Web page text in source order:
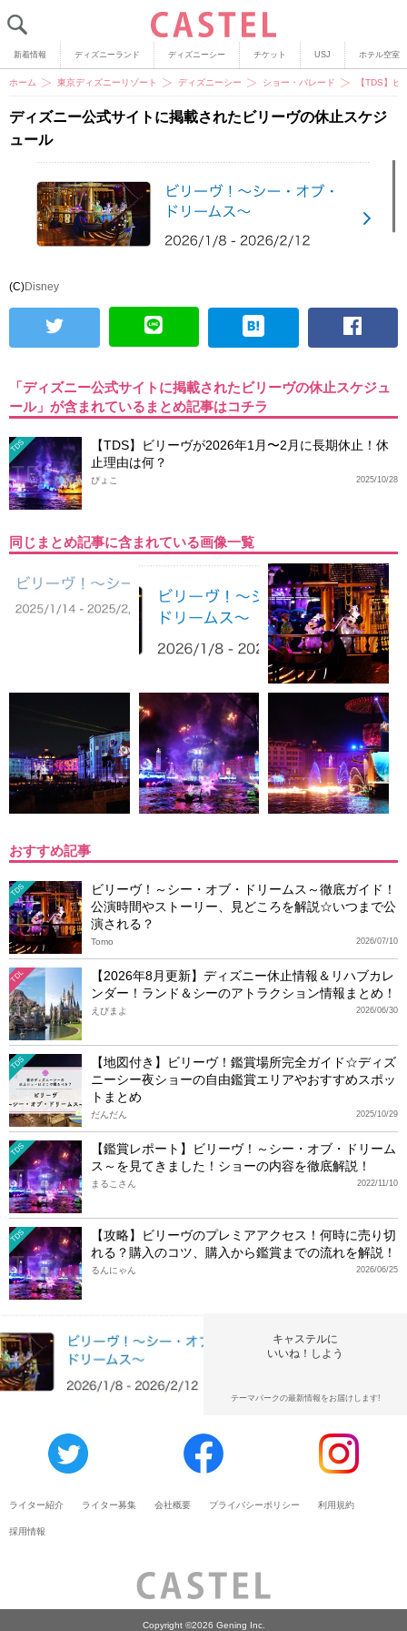
新着情報 ディズニーランド ディズニーシー チケット USJ ホテル空室
ホーム 東京ディズニーリゾート ディズニーシー ショー・パレード 【TDS】
ディズニー公式サイトに掲載されたビリーヴの休止スケジ
ュール
(C)Disney
「ディズニー公式サイトに掲載されたビリーヴの休止スケジュ
ール」が含まれているまとめ記事はコチラ
TDS
【TDS】ビリーヴが2026年1月〜2月に長期休止！休
止理由は何？
2025/10/28
ぴょこ
同じまとめ記事に含まれている画像一覧
おすすめ記事
TDS
ビリーヴ！～シー・オブ・ドリームス～徹底ガイド！
公演時間やストーリー、見どころを解説☆いつまで公
演される？
2026/07/10
Tomo
TDL
【2026年8月更新】ディズニー休止情報＆リハブカレ
ンダー！ランド＆シーのアトラクション情報まとめ！
2026/06/30
えびまよ
TDS
【地図付き】ビリーヴ！鑑賞場所完全ガイド☆ディズ
ニーシー夜ショーの自由鑑賞エリアやおすすめスポッ
トまとめ
2025/10/29
だんだん
TDS
【鑑賞レポート】ビリーヴ！～シー・オブ・ドリーム
ス～を見てきました！ショーの内容を徹底解説！
2022/11/10
まるこさん
TDS
【攻略】ビリーヴのプレミアアクセス！何時に売り切
れる？購入のコツ、購入から鑑賞までの流れを解説！
2026/06/25
るんにゃん
キャステルに
いいね！しよう
テーマパークの最新情報をお届けします!
ライター紹介 ライター募集 会社概要 プライバシーポリシー 利用規約
採用情報
Copyright ©2026 Gening Inc.